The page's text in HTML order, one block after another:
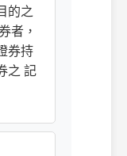
的之
者，
券持
之 記